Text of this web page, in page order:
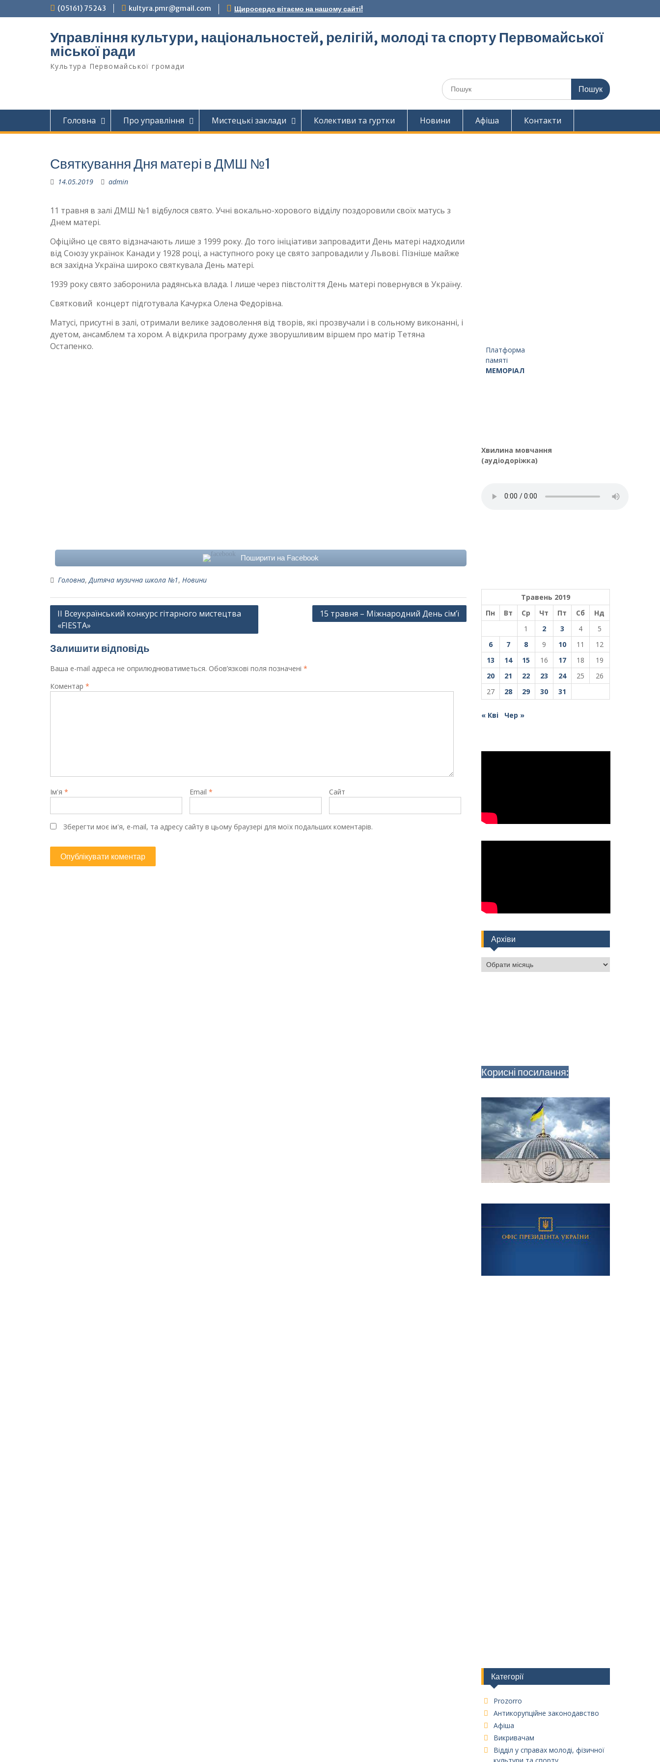
до
(05161) 75243 kultyra.pmr@gmail.com Щиросердо вітаємо на нашому сайті!
Управління культури, національностей, релігій, молоді та спорту Первомайської
міської ради
Культура Первомайcької громади
Шукати:
Головна Про управління Мистецькі заклади Колективи та гуртки Новини Афіша Контакти
Святкування Дня матері в ДМШ №1
14.05.2019 admin
11 травня в залі ДМШ №1 відбулося свято. Учні вокально-хорового відділу поздоровили своїх матусь з
Днем матері.
Офіційно це свято відзначають лише з 1999 року. До того ініціативи запровадити День матері надходили
від Союзу українок Канади у 1928 році, а наступного року це свято запровадили у Львові. Пізніше майже
вся західна Україна широко святкувала День матері.
1939 року свято заборонила радянська влада. І лише через півстоліття День матері повернувся в Україну.
Святковий концерт підготувала Качурка Олена Федорівна.
Матусі, присутні в залі, отримали велике задоволення від творів, які прозвучали і в сольному виконанні, і
дуетом, ансамблем та хором. А відкрила програму дуже зворушливим віршем про матір Тетяна
Остапенко.
Поширити на Facebook
Головна,Дитяча музична школа №1, Новини
Навігація
записів
ІІ Всеукраїнський конкурс гітарного мистецтва
«FIESTA»
15 травня – Міжнародний День сім’ї
Залишити відповідь
Ваша e-mail адреса не оприлюднюватиметься. Обов’язкові поля позначені *
Коментар *
Ім'я * Email * Сайт
Зберегти моє ім'я, e-mail, та адресу сайту в цьому браузері для моїх подальших коментарів.
Платформа
памяті
МЕМОРІАЛ
Хвилина мовчання
(аудіодоріжка)
Травень 2019
Пн
Вт Ср Чт Пт Сб
Нд
1
2 3 4
5
6
7 8 9 10 11
12
13
14 15 16 17 18
19
20
21 22 23 24 25
26
27
28 29 30 31
« Кві Чер »
Архіви
Архіви
Корисні посилання:
Категорії
Prozorro
Антикорупційне законодавство
Афіша
Викривачам
Відділ у справах молоді, фізичної